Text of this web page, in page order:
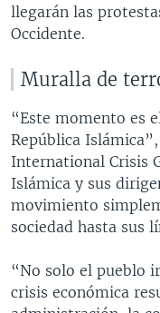
llegarán las
Occidente.
Muralla de
“Este momento es
República
International Crisis
Islámica y sus
movimiento
sociedad hasta sus
“No solo el pueblo
crisis económica